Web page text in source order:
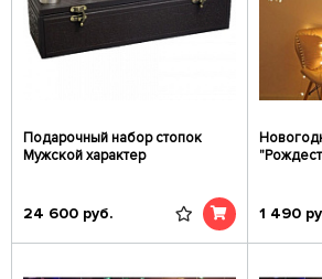
Подарочный набор стопок
Мужской характер
24 600 руб. 1 490